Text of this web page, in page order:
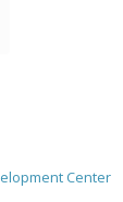
Center